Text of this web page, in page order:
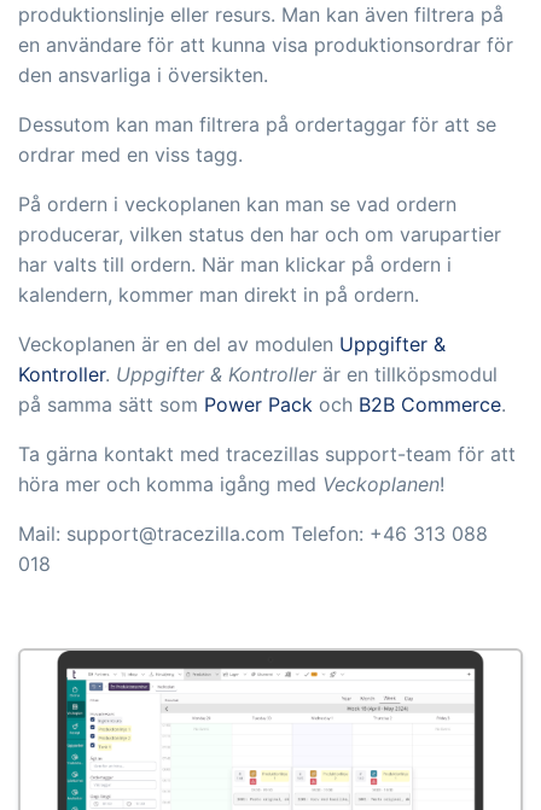
produktionslinje eller resurs. Man kan även filtrera på
en användare för att kunna visa produktionsordrar för
den ansvarliga i översikten.
Dessutom kan man filtrera på ordertaggar för att se
ordrar med en viss tagg.
På ordern i veckoplanen kan man se vad ordern
producerar, vilken status den har och om varupartier
har valts till ordern. När man klickar på ordern i
kalendern, kommer man direkt in på ordern.
Veckoplanen är en del av modulen Uppgifter &
Kontroller. Uppgifter & Kontrollerär en tillköpsmodul
på samma sätt som Power Pack och B2B Commerce.
Ta gärna kontakt med tracezillas support-team för att
höra mer och komma igång med Veckoplanen!
Mail: support@tracezilla.com Telefon: +46 313 088
018